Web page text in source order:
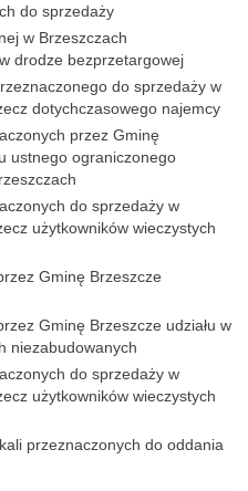
do sprzedaży
w Brzeszczach
drodze bezprzetargowej
do sprzedaży w
dotychczasowego najemcy
przez Gminę
ustnego ograniczonego
do sprzedaży w
użytkowników wieczystych
Gminę Brzeszcze
Gminę Brzeszcze udziału w
niezabudowanych
do sprzedaży w
użytkowników wieczystych
przeznaczonych do oddania